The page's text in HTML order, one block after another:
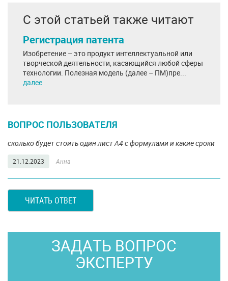
С этой статьей также читают
Регистрация патента
Изобретение – это продукт интеллектуальной или
творческой деятельности, касающийся любой сферы
технологии. Полезная модель (далее – ПМ)пре...
далее
ВОПРОС ПОЛЬЗОВАТЕЛЯ
cколько будет стоить один лист А4 с формулами и какие сроки
21.12.2023 Анна
ЧИТАТЬ ОТВЕТ
ЗАДАТЬ ВОПРОС
ЭКСПЕРТУ